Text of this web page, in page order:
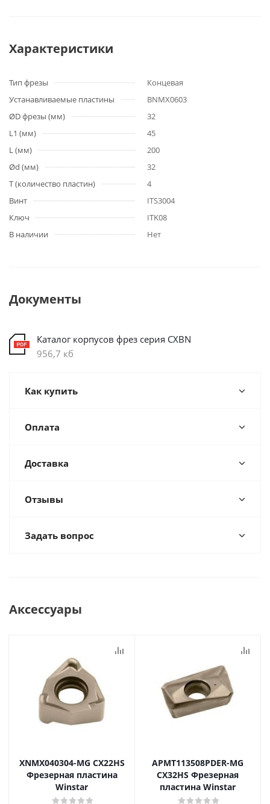
Характеристики
Тип фрезы
Концевая
Устанавливаемые пластины
BNMX0603
ØD фрезы (мм)
32
L1 (мм)
45
L (мм)
200
Ød (мм)
32
T (количество пластин)
4
Винт
ITS3004
Ключ
ITK08
В наличии
Нет
Документы
Каталог корпусов фрез серия CXBN
956,7 кб
Как купить
Оплата
Доставка
Отзывы
Задать вопрос
Аксессуары
XNMX040304-MG CX22HS
Фрезерная пластина
Winstar
APMT113508PDER-MG
CX32HS Фрезерная
пластина Winstar